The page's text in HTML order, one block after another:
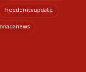
freedomtvupdate